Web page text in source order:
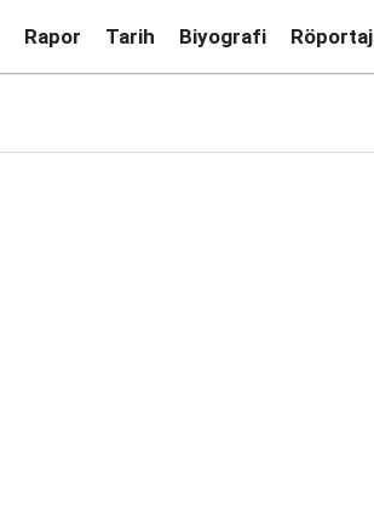
Rapor Tarih Biyografi Röportaj